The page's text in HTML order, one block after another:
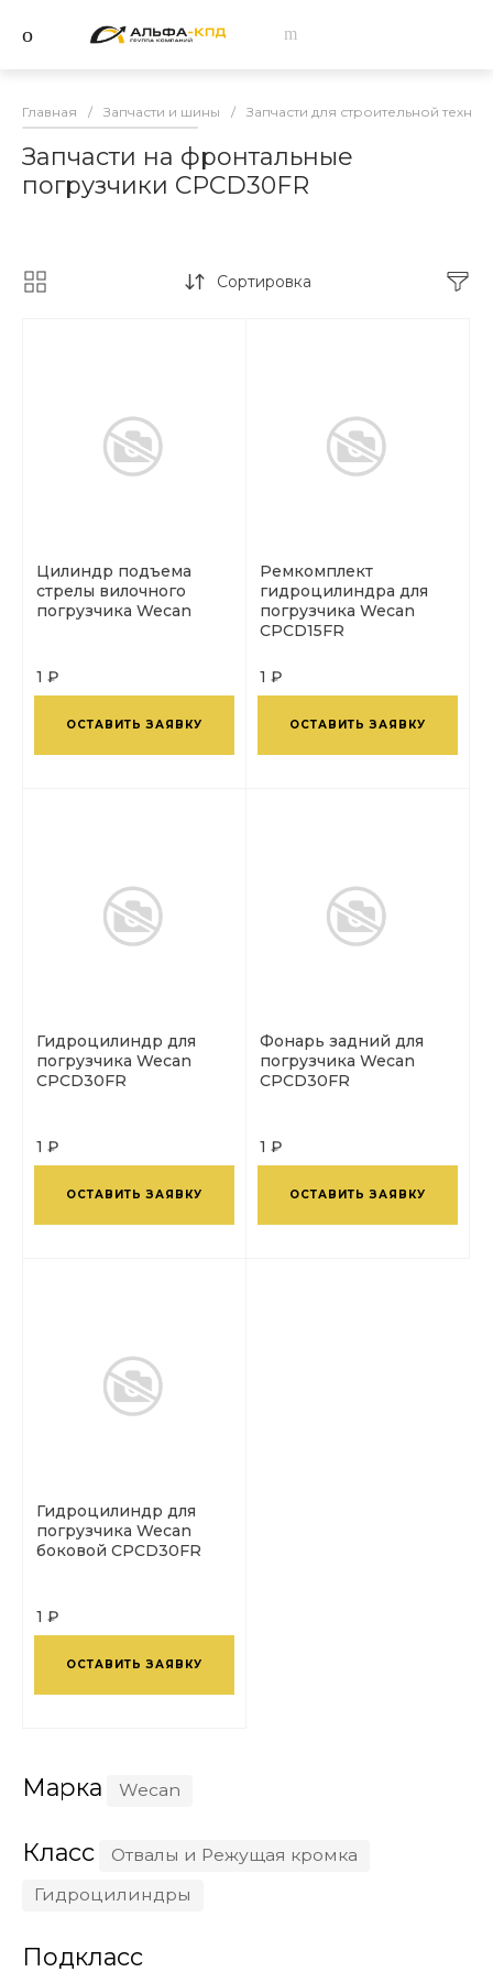
Главная / Запчасти и шины / Запчасти для строительной
Запчасти на фронтальные
погрузчики CPCD30FR
Сортировка
Цилиндр подъема
стрелы вилочного
погрузчика Wecan
1 ₽
ОСТАВИТЬ ЗАЯВКУ
Ремкомплект
гидроцилиндра для
погрузчика Wecan
CPCD15FR
1 ₽
ОСТАВИТЬ ЗАЯВКУ
Гидроцилиндр для
погрузчика Wecan
CPCD30FR
1 ₽
ОСТАВИТЬ ЗАЯВКУ
Фонарь задний для
погрузчика Wecan
CPCD30FR
1 ₽
ОСТАВИТЬ ЗАЯВКУ
Гидроцилиндр для
погрузчика Wecan
боковой CPCD30FR
1 ₽
ОСТАВИТЬ ЗАЯВКУ
Марка Wecan
Класс
Отвалы и Режущая кромка
Гидроцилиндры
Подкласс